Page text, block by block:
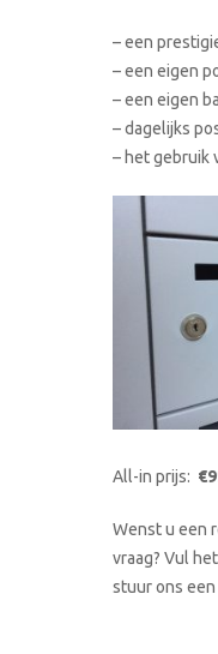
– een
– een eigen
– een eigen
– dagelijks
– het gebruik
All-in prijs:
Wenst u een
vraag? Vul het
stuur ons een